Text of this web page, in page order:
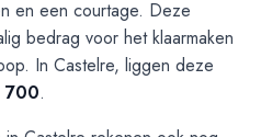
en een courtage. Deze
bedrag voor het klaarmaken
In Castelre, liggen deze
700.